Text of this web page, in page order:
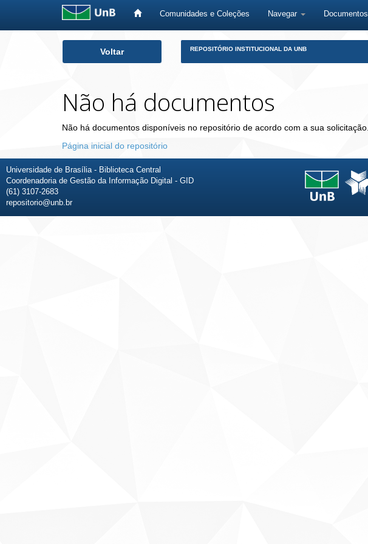
Comunidades e Coleções Navegar Documentos
Voltar REPOSITÓRIO INSTITUCIONAL DA UNB
Não há documentos
Não há documentos disponíveis no repositório de acordo com a sua solicitação.
Página inicial do repositório
Universidade de Brasília - Biblioteca Central
Coordenadoria de Gestão da Informação Digital - GID
(61) 3107-2683
repositorio@unb.br